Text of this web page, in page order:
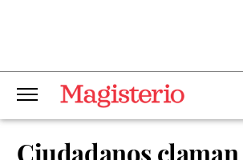
Ciudadanos claman